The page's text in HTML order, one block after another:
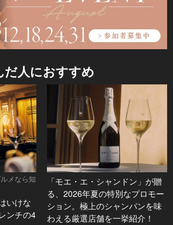
だ人におすすめ
メなら知
いけな
ンチの4
「モエ・エ・シャンドン」が贈
る、2026年夏の特別なプロモー
ション。極上のシャンパンを味
わえる厳選店舗を一挙紹介！